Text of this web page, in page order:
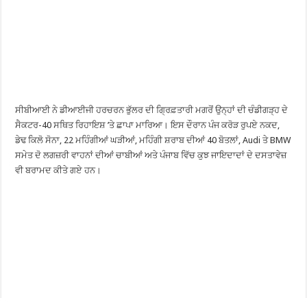
ਸੀਬੀਆਈ ਨੇ ਡੀਆਈਜੀ ਹਰਚਰਨ ਭੁੱਲਰ ਦੀ ਗ੍ਰਿਫ਼ਤਾਰੀ ਮਗਰੋਂ ਉਨ੍ਹਾਂ ਦੀ ਚੰਡੀਗੜ੍ਹ ਦੇ
ਸੈਕਟਰ-40 ਸਥਿਤ ਰਿਹਾਇਸ਼ ’ਤੇ ਛਾਪਾ ਮਾਰਿਆ। ਇਸ ਦੌਰਾਨ ਪੰਜ ਕਰੋੜ ਰੁਪਏ ਨਕਦ,
ਡੇਢ ਕਿਲੋ ਸੋਨਾ, 22 ਮਹਿੰਗੀਆਂ ਘੜੀਆਂ, ਮਹਿੰਗੀ ਸ਼ਰਾਬ ਦੀਆਂ 40 ਬੋਤਲਾਂ, Audi ਤੇ BMW
ਸਮੇਤ ਦੋ ਲਗਜ਼ਰੀ ਵਾਹਨਾਂ ਦੀਆਂ ਚਾਬੀਆਂ ਅਤੇ ਪੰਜਾਬ ਵਿੱਚ ਕੁਝ ਜਾਇਦਾਦਾਂ ਦੇ ਦਸਤਾਵੇਜ਼
ਵੀ ਬਰਾਮਦ ਕੀਤੇ ਗਏ ਹਨ।